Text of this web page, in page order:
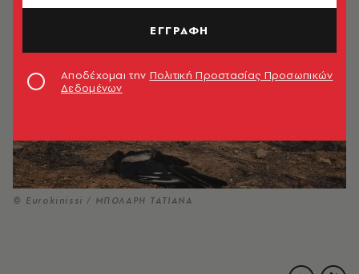
© Eurokinissi / ΜΠΟΛΑΡΗ ΤΑΤΙΑΝΑ
ΕΓΓΡΑΦΗ
Αποδέχομαι την Πολιτική Προστασίας Προσωπικών
Δεδομένων